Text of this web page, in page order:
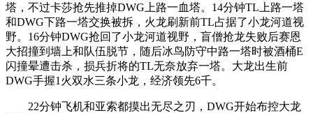
塔，不过卡莎抢先推掉DWG上路一血塔。14分钟TL上路一塔
和DWG下路一塔交换被拆，火龙刷新前TL占据了小龙河道视
野。16分钟DWG抢回了小龙河道视野，盲僧抢龙失败后赛恩
大招撞到墙上和队伍脱节，随后冰鸟防守中路一塔时被酒桶E
闪撞晕遭击杀，损兵折将的TL无奈放弃一塔。大龙出生前
DWG手握1火双水三条小龙，经济领先6千。
22分钟飞机和亚索都摸出无尽之刃，DWG开始布控大龙